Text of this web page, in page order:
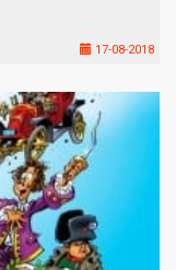
17-08-2018